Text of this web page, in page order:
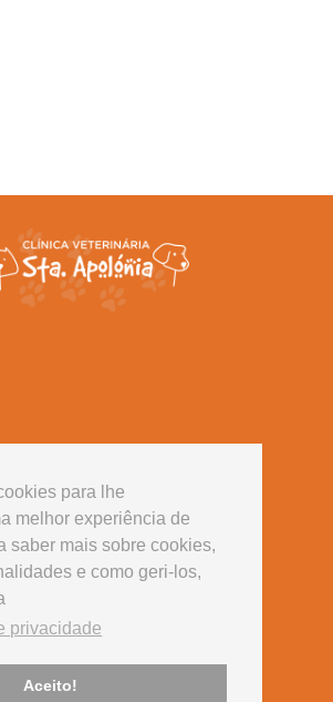
para lhe
melhor experiência de
saber mais sobre cookies,
e como geri-los,
privacidade
Aceito!